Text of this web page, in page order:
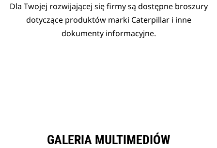
Dla Twojej rozwijającej się firmy są dostępne broszury
dotyczące produktów marki Caterpillar i inne
dokumenty informacyjne.
GALERIA MULTIMEDIÓW